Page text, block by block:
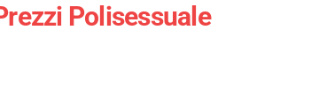
Polisessuale